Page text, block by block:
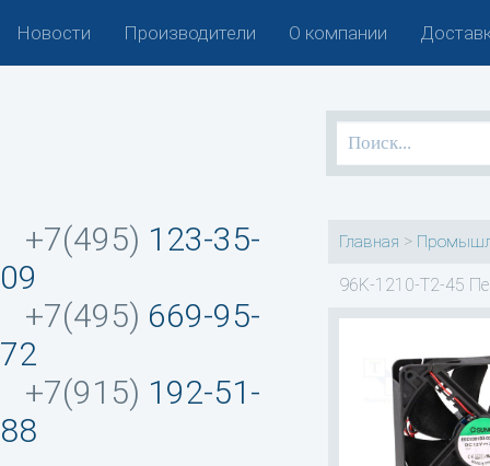
Новости Производители О компании
+7(495) 123-35-
09
+7(495) 669-95-
72
+7(915) 192-51-
88
Главная >
96K-1210-T2-45